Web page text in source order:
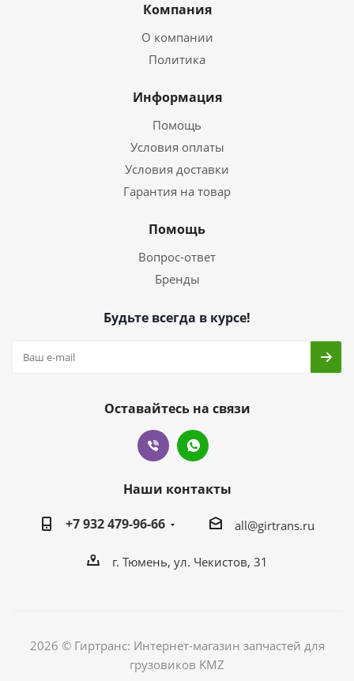
Компания
О компании
Политика
Информация
Помощь
Условия оплаты
Условия доставки
Гарантия на товар
Помощь
Вопрос-ответ
Бренды
Будьте всегда в курсе!
Оставайтесь на связи
Наши контакты
+7 932 479-96-66
all@girtrans.ru
г. Тюмень, ул. Чекистов, 31
2026 © Гиртранс: Интернет-магазин запчастей для
грузовиков KMZ